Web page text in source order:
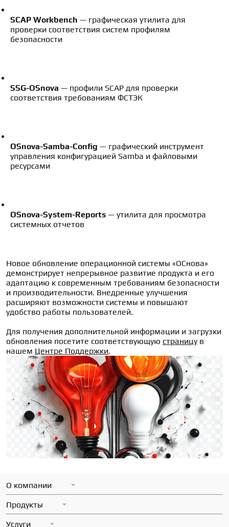
SCAP Workbench — графическая утилита для
проверки соответствия систем профилям
безопасности
SSG-OSnova — профили SCAP для проверки
соответствия требованиям ФСТЭК
OSnova-Samba-Config — графический инструмент
управления конфигурацией Samba и файловыми
ресурсами
OSnova-System-Reports — утилита для просмотра
системных отчетов
Новое обновление операционной системы «ОСнова»
демонстрирует непрерывное развитие продукта и его
адаптацию к современным требованиям безопасности
и производительности. Внедренные улучшения
расширяют возможности системы и повышают
удобство работы пользователей.
Для получения дополнительной информации и загрузки
обновления посетите соответствующую страницу в
нашем Центре Поддержки.
О компании
Вакансии
Продукты
Услуги